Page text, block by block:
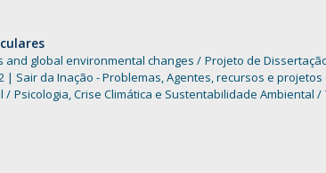
and global environmental changes Projeto de
| Sair da Inação - Problemas, Agentes, recursos e projetos
Psicologia, Crise Climática e Sustentabilidade Ambiental